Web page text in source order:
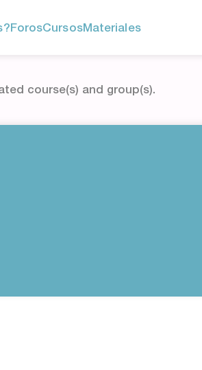
ForosCursosMateriales
course(s) and group(s).